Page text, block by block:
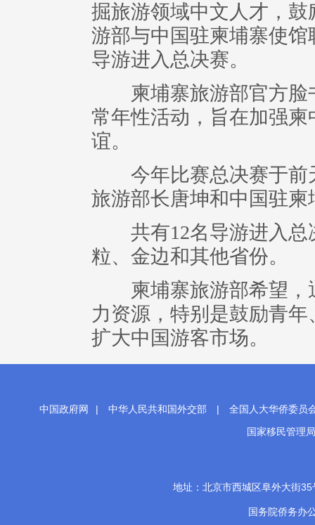
掘旅游领域中文人才，
游部与中国驻柬埔寨使
导游进入总决赛。
柬埔寨旅游部官方脸
常年性活动，旨在加强
谊。
今年比赛总决赛于前
旅游部长唐坤和中国驻
共有12名导游进入总
粒、金边和其他省份。
柬埔寨旅游部希望，
力资源，特别是鼓励青
扩大中国游客市场。
中国政府网 | 中华人民共和国外交部 |
全国人大华侨委员
国家移民管理局
地址：北京市西城区阜外大街
国务院侨务